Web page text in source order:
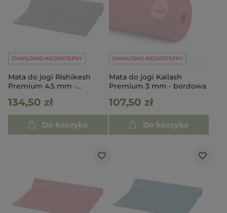
CHWILOWO NIEDOSTĘPNY
Mata do jogi Rishikesh
Premium 4.5 mm -
134,50 zł
Do koszyka
CHWILOWO NIEDOSTĘPNY
Mata do jogi Kailash
Premium 3 mm - bordowa
107,50 zł
Do koszyka